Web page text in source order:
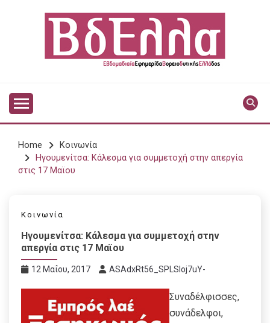
VDELLA
Home
Κοινωνία
Ηγουμενίτσα: Κάλεσμα για συμμετοχή στην απεργία
στις 17 Μαϊου
Κοινωνία
Ηγουμενίτσα: Κάλεσμα για συμμετοχή στην
απεργία στις 17 Μαϊου
12 Μαΐου, 2017 ASAdxRt56_SPLSIoj7uY-
Συναδέλφισσες,
συνάδελφοι,